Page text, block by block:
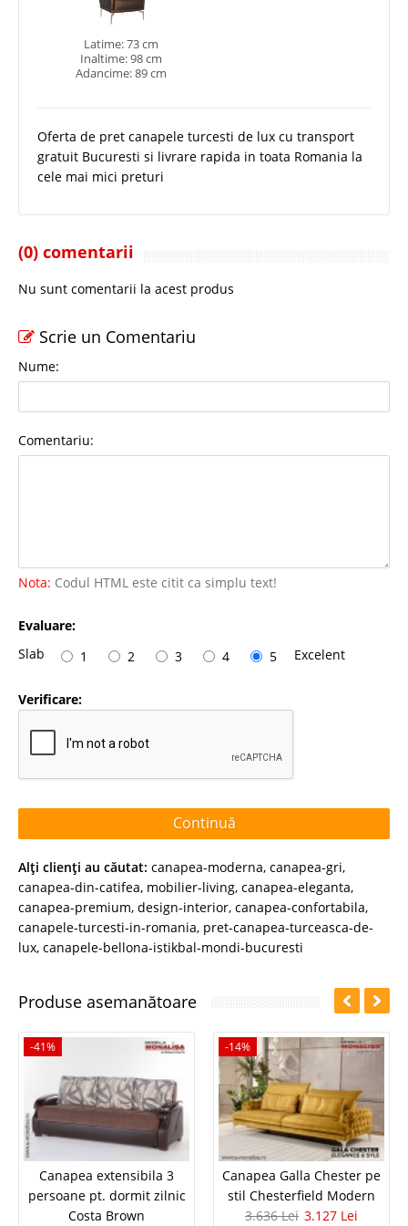
Latime: 73 cm
Inaltime: 98 cm
Adancime: 89 cm
Oferta de pret canapele turcesti de lux cu transport
gratuit Bucuresti si livrare rapida in toata Romania la
cele mai mici preturi
(0) comentarii
Nu sunt comentarii la acest produs
Scrie un Comentariu
Nume:
Comentariu:
Nota: Codul HTML este citit ca simplu text!
Evaluare:
Slab
1 2 3 4 5 Excelent
Verificare:
Continuă
Alţi clienţi au căutat: canapea-moderna, canapea-gri,
canapea-din-catifea, mobilier-living, canapea-eleganta,
canapea-premium, design-interior, canapea-confortabila,
canapele-turcesti-in-romania, pret-canapea-turceasca-de-
lux, canapele-bellona-istikbal-mondi-bucuresti
Produse asemanătoare
-41%
Canapea extensibila 3
persoane pt. dormit zilnic
Costa Brown
-14%
Canapea Galla Chester pe
stil Chesterfield Modern
3.636 Lei 3.127 Lei